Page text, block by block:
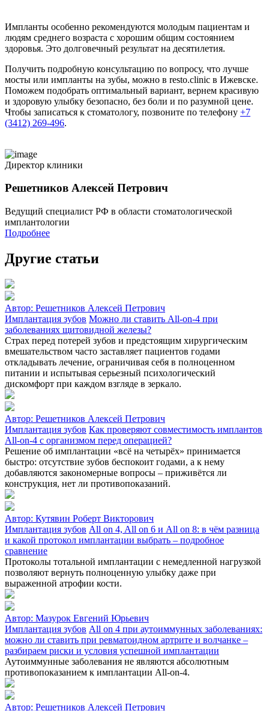
Импланты особенно рекомендуются молодым пациентам и
людям среднего возраста с хорошим общим состоянием
здоровья. Это долговечный результат на десятилетия.
Получить подробную консультацию по вопросу, что лучше
мосты или импланты на зубы, можно в resto.clinic в Ижевске.
Поможем подобрать оптимальный вариант, вернем красивую
и здоровую улыбку безопасно, без боли и по разумной цене.
Чтобы записаться к стоматологу, позвоните по телефону +7
(3412) 269-496.
Директор клиники
Решетников Алексей Петрович
Ведущий специалист РФ в области стоматологической
имплантологии
Подробнее
Другие статьи
Автор: Решетников Алексей Петрович
Имплантация зубов Можно ли ставить All-on-4 при
заболеваниях щитовидной железы?
Страх перед потерей зубов и предстоящим хирургическим
вмешательством часто заставляет пациентов годами
откладывать лечение, ограничивая себя в полноценном
питании и испытывая серьезный психологический
дискомфорт при каждом взгляде в зеркало.
Автор: Решетников Алексей Петрович
Имплантация зубов Как проверяют совместимость имплантов
All-on-4 с организмом перед операцией?
Решение об имплантации «всё на четырёх» принимается
быстро: отсутствие зубов беспокоит годами, а к нему
добавляются закономерные вопросы – приживётся ли
конструкция, нет ли противопоказаний.
Автор: Кутявин Роберт Викторович
Имплантация зубов All on 4, All on 6 и All on 8: в чём разница
и какой протокол имплантации выбрать – подробное
сравнение
Протоколы тотальной имплантации с немедленной нагрузкой
позволяют вернуть полноценную улыбку даже при
выраженной атрофии кости.
Автор: Мазурок Евгений Юрьевич
Имплантация зубов All on 4 при аутоиммунных заболеваниях:
можно ли ставить при ревматоидном артрите и волчанке –
разбираем риски и условия успешной имплантации
Аутоиммунные заболевания не являются абсолютным
противопоказанием к имплантации All-on-4.
Автор: Решетников Алексей Петрович